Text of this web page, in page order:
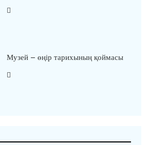
Музей – өңір тарихының қоймасы